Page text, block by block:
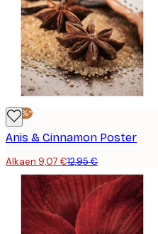
-30%*
Anis & Cinnamon Poster
Alkaen 9,07 €12,95 €